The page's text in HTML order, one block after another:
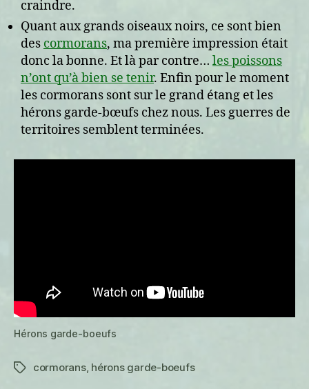
craindre.
Quant aux grands oiseaux noirs, ce sont bien
des cormorans, ma première impression était
donc la bonne. Et là par contre… les poissons
n’ont qu’à bien se tenir. Enfin pour le moment
les cormorans sont sur le grand étang et les
hérons garde-bœufs chez nous. Les guerres de
territoires semblent terminées.
Hérons garde-boeufs
Étiquettes
cormorans, hérons garde-boeufs